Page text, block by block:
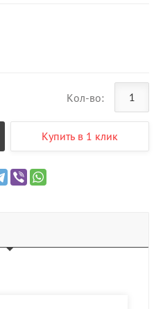
Кол-во:
Купить в 1 клик